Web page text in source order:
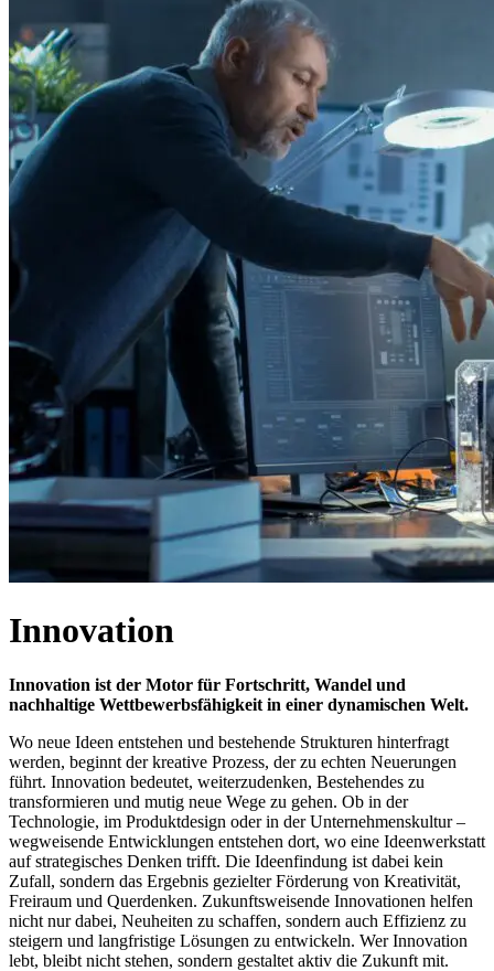
Innovation
Innovation ist der Motor für Fortschritt, Wandel und
nachhaltige Wettbewerbsfähigkeit in einer dynamischen Welt.
Wo neue Ideen entstehen und bestehende Strukturen hinterfragt
werden, beginnt der kreative Prozess, der zu echten Neuerungen
führt. Innovation bedeutet, weiterzudenken, Bestehendes zu
transformieren und mutig neue Wege zu gehen. Ob in der
Technologie, im Produktdesign oder in der Unternehmenskultur –
wegweisende Entwicklungen entstehen dort, wo eine Ideenwerkstatt
auf strategisches Denken trifft. Die Ideenfindung ist dabei kein
Zufall, sondern das Ergebnis gezielter Förderung von Kreativität,
Freiraum und Querdenken. Zukunftsweisende Innovationen helfen
nicht nur dabei, Neuheiten zu schaffen, sondern auch Effizienz zu
steigern und langfristige Lösungen zu entwickeln. Wer Innovation
lebt, bleibt nicht stehen, sondern gestaltet aktiv die Zukunft mit.